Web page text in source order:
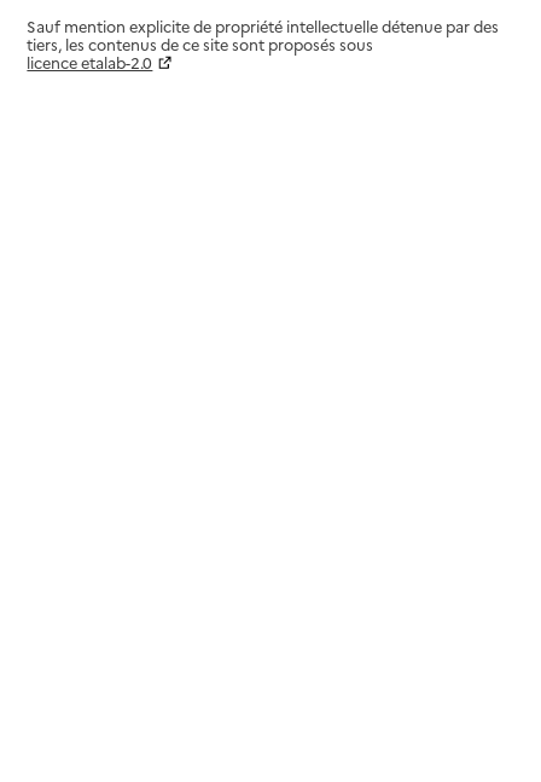
Sauf mention explicite de propriété intellectuelle détenue par des
tiers, les contenus de ce site sont proposés sous
licence etalab-2.0